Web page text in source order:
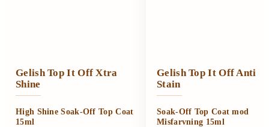
Gelish Top It Off Xtra
Shine
High Shine Soak-Off Top Coat
15ml
Gelish Top It Off Anti
Stain
Soak-Off Top Coat mod
Misfarvning 15ml